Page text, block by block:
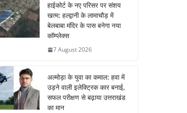
हाईकोर्ट के नए परिसर पर संशय
खत्म: हल्द्वानी के लामाचौड़ में
बेलबाबा मंदिर के पास बनेगा नया
कॉम्प्लेक्स
7 August 2026
अल्मोड़ा के युवा का कमाल: हवा में
उड़ने वाली इलेक्ट्रिक कार बनाई,
सफल परीक्षण से बढ़ाया उत्तराखंड
का मान